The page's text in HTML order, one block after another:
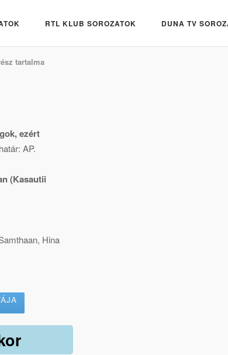
RTL KLUB SOROZATOK DUNA TV
tartalma
ezért
AP.
(Kasautii
, Hina